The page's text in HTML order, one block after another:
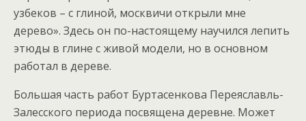
узбеков – с глиной, москвичи открыли мне
дерево». Здесь он по-настоящему научился лепить
этюды в глине с живой модели, но в основном
работал в дереве.
Большая часть работ Буртасенкова Переяславль-
Залесского периода посвящена деревне. Может